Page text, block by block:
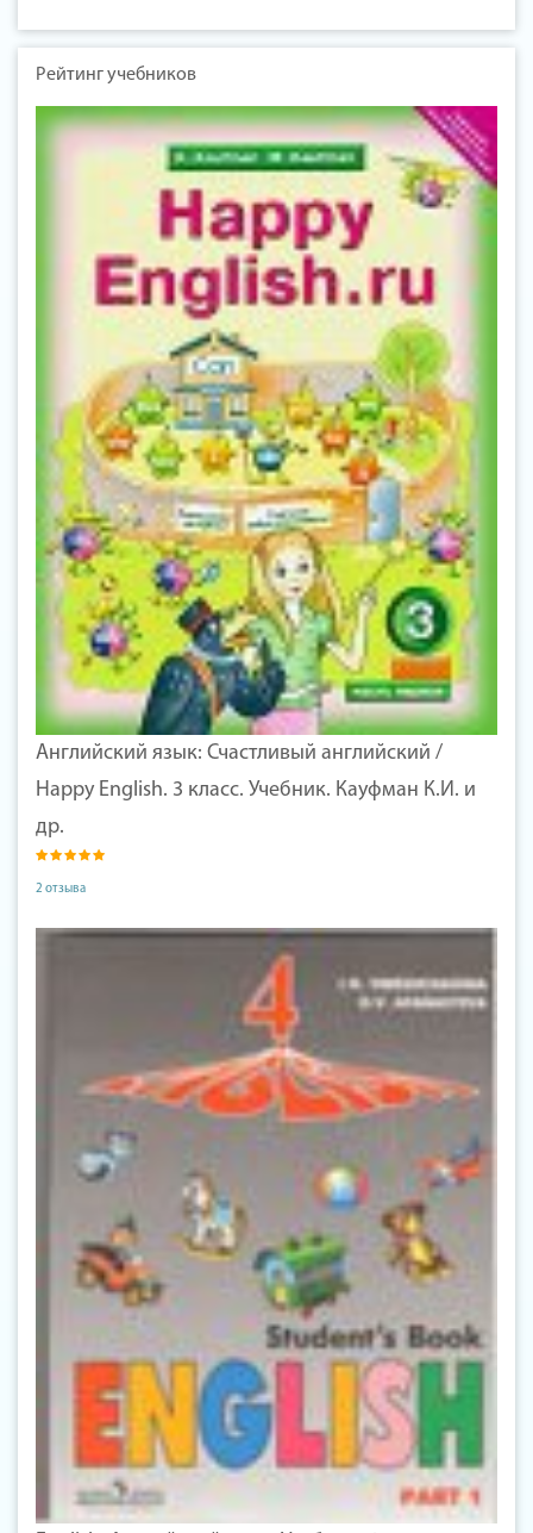
Рейтинг учебников
Английский язык: Счастливый английский /
Happy English. 3 класс. Учебник. Кауфман К.И. и
др.
2 отзыва